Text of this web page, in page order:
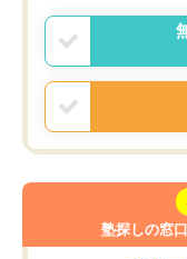
塾探しの窓